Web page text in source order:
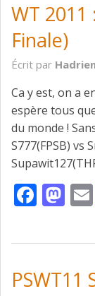
WT
Finale)
Écrit par
Ca y est, on a
espère tous
du monde !
S777(FPSB) vs
PSWT11